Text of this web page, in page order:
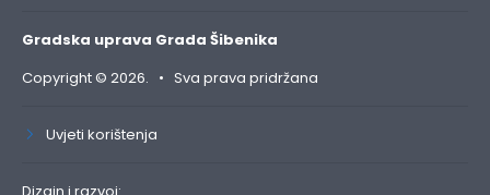
Gradska uprava Grada Šibenika
Copyright © 2026. • Sva prava pridržana
Uvjeti korištenja